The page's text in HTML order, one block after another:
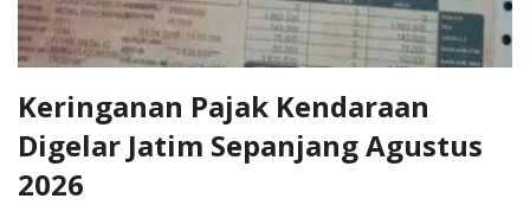
Keringanan Pajak Kendaraan
Digelar Jatim Sepanjang Agustus
2026